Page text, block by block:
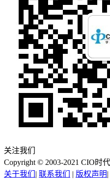
关注我们
Copyright © 2003-2021 CIO时
关于我们 | 联系我们 | 版权声明|